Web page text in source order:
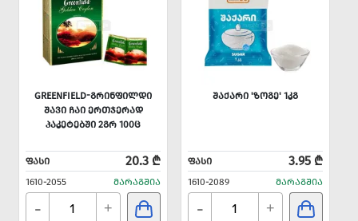
GREENFIELD-ᲒᲠᲘᲜᲤᲘᲚᲓᲘ
ᲨᲐᲕᲘ ᲩᲐᲘ ᲔᲠᲗᲯᲔᲠᲐᲓ
ᲞᲐᲙᲔᲢᲔᲑᲨᲘ 2ᲒᲠ 100Ც
ᲤᲐᲡᲘ 20.3 ₾
1610-2055 ᲛᲐᲠᲐᲒᲨᲘᲐ
- +
ᲨᲐᲥᲐᲠᲘ 'ᲖᲝᲒᲔ' 1ᲙᲒ
ᲤᲐᲡᲘ 3.95 ₾
1610-2089 ᲛᲐᲠᲐᲒᲨᲘᲐ
- +